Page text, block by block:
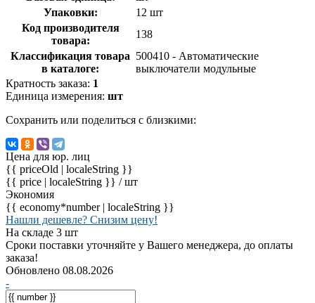
Упаковки:
12 шт
Код производителя
товара:
138
Классификация товара
в каталоге:
500410 - Автоматические
выключатели модульные
Кратность заказа: 1
Единица измерения: шт
Сохранить или поделиться с близкими:
Цена для юр. лиц
{{ priceOld | localeString }}
{{ price | localeString }} / шт
Экономия
{{ economy*number | localeString }}
Нашли дешевле? Снизим цену!
На складе 3 шт
Сроки поставки уточняйте у Вашего менеджера, до оплаты
заказа!
Обновлено 08.08.2026
-